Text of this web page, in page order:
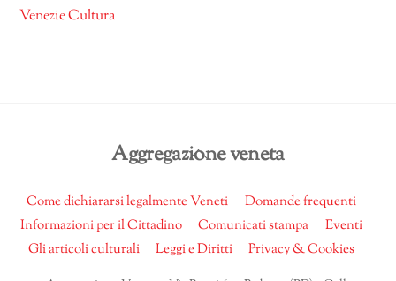
Venezie Cultura
Back
Top
Aggregazione veneta
Come dichiararsi legalmente Veneti
Domande frequenti
Informazioni per il Cittadino
Comunicati stampa
Eventi
Gli articoli culturali
Leggi e Diritti Privacy & Cookies